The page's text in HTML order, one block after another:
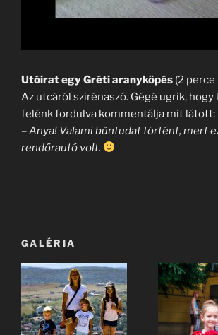
Utóirat egy Gréti aranyköpés (2
Az utcáról szirénaszó. Gégé ugrik, hogy
felénk fordulva kommentálja mit látott:
– Anya! Valami bűntudat történt, mert
rendőrautó volt.
GALÉRIA